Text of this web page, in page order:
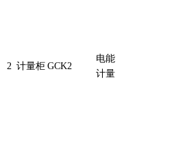
2 计量柜 GCK2
电能
计量